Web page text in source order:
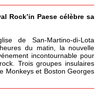
Rock’in Paese célèbre sa
de San-Martino-di-Lota
du matin, la nouvelle
incontournable pour
Trois groupes insulaires
Monkeys et Boston Georges